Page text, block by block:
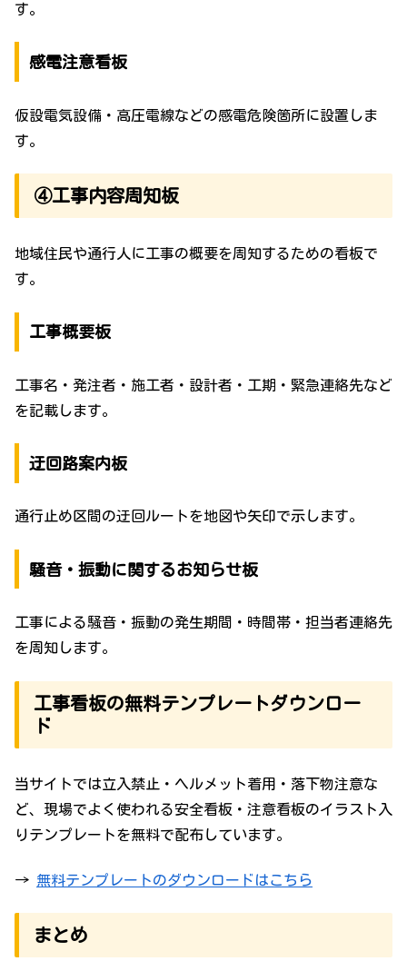
す。
感電注意看板
仮設電気設備・高圧電線などの感電危険箇所に設置しま
す。
④工事内容周知板
地域住民や通行人に工事の概要を周知するための看板で
す。
工事概要板
工事名・発注者・施工者・設計者・工期・緊急連絡先など
を記載します。
迂回路案内板
通行止め区間の迂回ルートを地図や矢印で示します。
騒音・振動に関するお知らせ板
工事による騒音・振動の発生期間・時間帯・担当者連絡先
を周知します。
工事看板の無料テンプレートダウンロー
ド
当サイトでは立入禁止・ヘルメット着用・落下物注意な
ど、現場でよく使われる安全看板・注意看板のイラスト入
りテンプレートを無料で配布しています。
→ 無料テンプレートのダウンロードはこちら
まとめ